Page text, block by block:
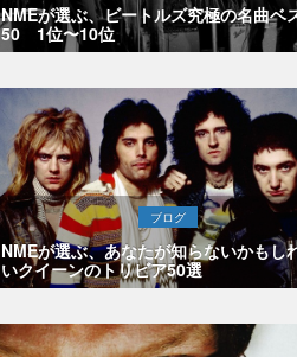
NMEが選ぶ、ビートルズ究極の名曲ベ
50 1位〜10位
ブログ
NMEが選ぶ、あなたが知らないかもし
いクイーンのトリビア50選